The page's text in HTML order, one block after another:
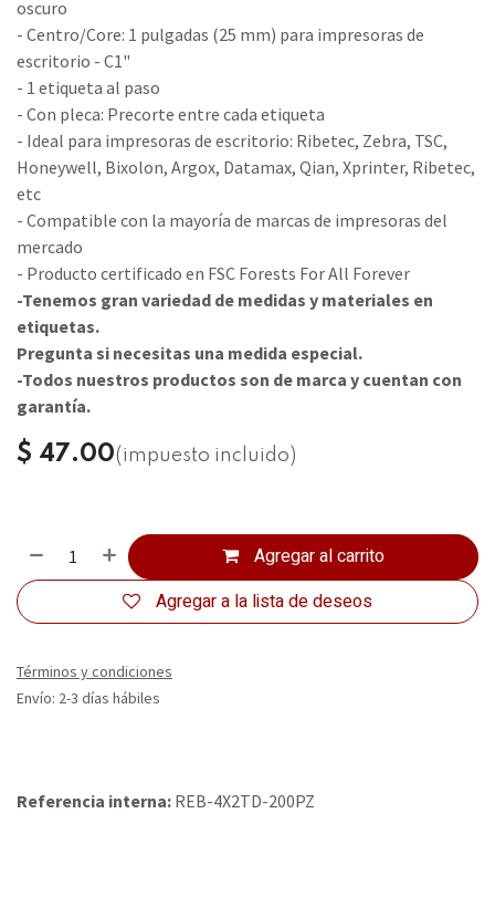
oscuro
- Centro/Core: 1 pulgadas (25 mm) para impresoras de
escritorio - C1"
- 1 etiqueta al paso
- Con pleca: Precorte entre cada etiqueta
- Ideal para impresoras de escritorio: Ribetec, Zebra, TSC,
Honeywell, Bixolon, Argox, Datamax, Qian, Xprinter, Ribetec,
etc
- Compatible con la mayoría de marcas de impresoras del
mercado
- Producto certificado en FSC Forests For All Forever
-Tenemos gran variedad de medidas y materiales en
etiquetas.
Pregunta si necesitas una medida especial.
-Todos nuestros productos son de marca y cuentan con
garantía.
$ 47.00(impuesto incluido)
Agregar al carrito
Agregar a la lista de deseos
Términos y condiciones
Envío: 2-3 días hábiles
Referencia interna: REB-4X2TD-200PZ